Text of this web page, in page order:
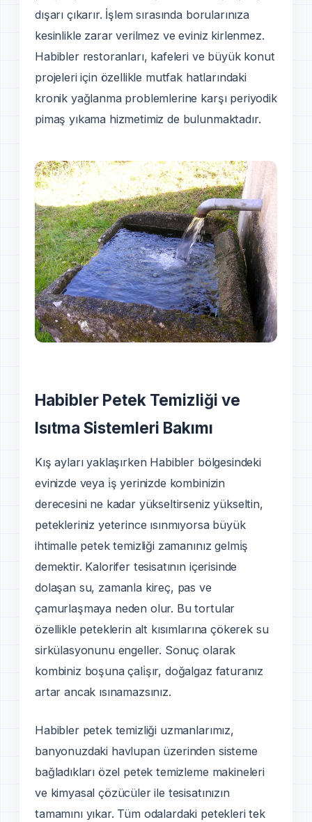
dışarı çıkarır. İşlem sırasında borularınıza
kesinlikle zarar verilmez ve eviniz kirlenmez.
Habibler restoranları, kafeleri ve büyük konut
projeleri için özellikle mutfak hatlarındaki
kronik yağlanma problemlerine karşı periyodik
pimaş yıkama hizmetimiz de bulunmaktadır.
Habibler Petek Temizliği ve
Isıtma Sistemleri Bakımı
Kış ayları yaklaşırken Habibler bölgesindeki
evinizde veya i̇ş yerinizde kombinizin
derecesini ne kadar yükseltirseniz yükseltin,
petekleriniz yeterince ısınmıyorsa büyük
ihtimalle petek temizliği zamanınız gelmi̇ş
demektir. Kalorifer tesisatının içerisinde
dolaşan su, zamanla kireç, pas ve
çamurlaşmaya neden olur. Bu tortular
özellikle peteklerin alt kısımlarına çökerek su
sirkülasyonunu engeller. Sonuç olarak
kombiniz boşuna çali̇şır, doğalgaz faturanız
artar ancak ısınamazsınız.
Habibler petek temizliği uzmanlarımız,
banyonuzdaki havlupan üzerinden sisteme
bağladıkları özel petek temizleme makineleri
ve kimyasal çözücüler ile tesisatınızın
tamamını yıkar. Tüm odalardaki petekleri tek